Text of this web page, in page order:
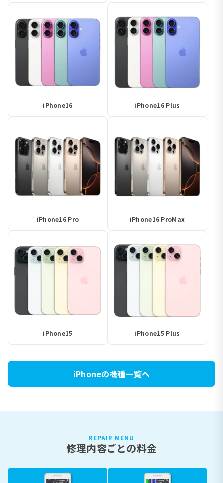
iPhone16 iPhone16 Plus
iPhone16 Pro iPhone16 ProMax
iPhone15 iPhone15 Plus
iPhoneの機種一覧へ
REPAIR MENU
修理内容ごとの料金